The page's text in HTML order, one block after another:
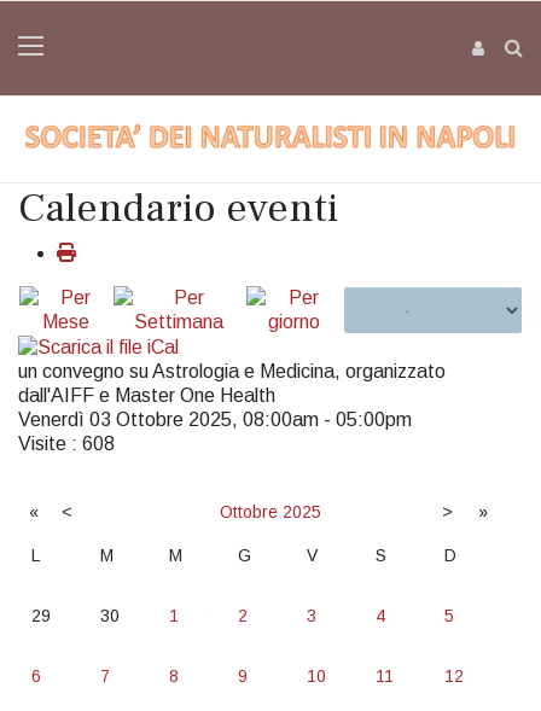
Calendario eventi
un convegno su Astrologia e Medicina, organizzato
dall'AIFF e Master One Health
Venerdì 03 Ottobre 2025, 08:00am - 05:00pm
Visite : 608
« < Ottobre 2025 > »
L M M G V S D
29 30 1 2 3 4 5
6 7 8 9 10 11 12